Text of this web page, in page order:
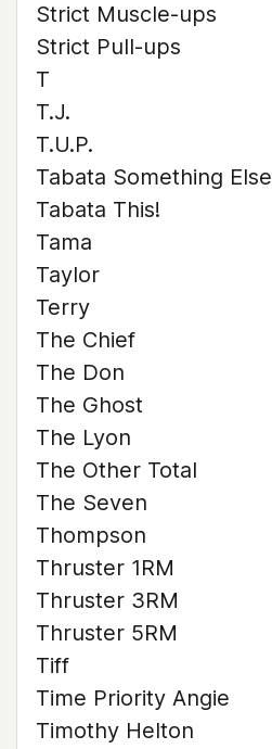
Strict Muscle-ups
Strict Pull-ups
T
T.J.
T.U.P.
Tabata Something Else
Tabata This!
Tama
Taylor
Terry
The Chief
The Don
The Ghost
The Lyon
The Other Total
The Seven
Thompson
Thruster 1RM
Thruster 3RM
Thruster 5RM
Tiff
Time Priority Angie
Timothy Helton